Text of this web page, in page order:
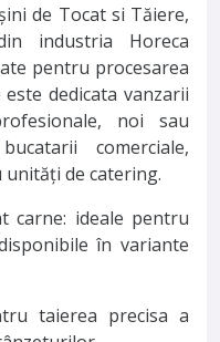
de Tocat si Tăiere,
industria Horeca
pentru procesarea
dedicata vanzarii
noi sau
comerciale,
de catering.
carne: ideale pentru
în variante
taierea precisa a